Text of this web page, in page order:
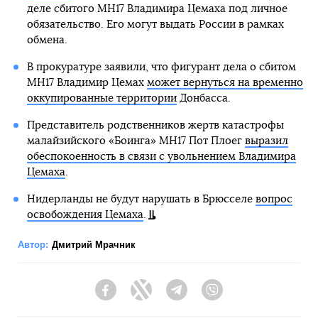
деле сбитого MH17 Владимира Цемаха под личное
обязательство. Его могут выдать России в рамках
обмена.
В прокуратуре заявили, что фигурант дела о сбитом
MH17 Владимир Цемах может вернуться на временно
оккупированные территорииДонбасса.
Представитель родственников жертв катастрофы
малайзийского «Боинга» МН17 Пот Плоег выразил
обеспокоенность в связи с увольнением Владимира
Цемаха.
Нидерланды не будут нарушать в Брюсселе вопрос
освобождения Цемаха.
Автор: Дмитрий Мрачник
FacebookTwitter Telegram